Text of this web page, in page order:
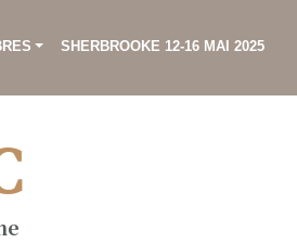
SHERBROOKE 12-16 MAI 2025